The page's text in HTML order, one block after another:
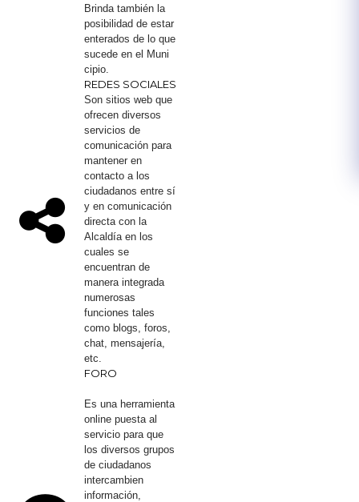
Brinda también la
posibilidad de estar
enterados de lo que​
sucede en el Muni​
cipio.
REDES SOCIALES​
Son sitios web que
ofrecen diversos
servicios de
comunicación para
mantener en
contacto a los
ciudadanos entre sí
y en comunicación
directa con la
Alcaldía en los
cuales se
encuentran de
manera integrada
numerosas
funciones tales
como blogs, foros,
chat, mensajería,
etc.
FORO
Es una herramienta
online puesta al
servic​io para que
los diversos grupos
de ciudadanos
intercambien
información,